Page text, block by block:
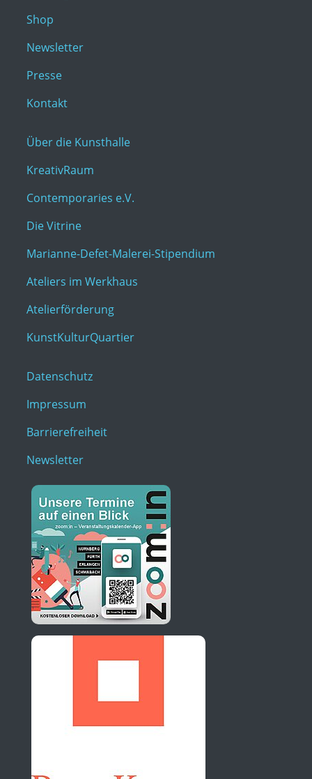
Shop
Newsletter
Presse
Kontakt
Über die Kunsthalle
KreativRaum
Contemporaries e.V.
Die Vitrine
Marianne-Defet-Malerei-Stipendium
Ateliers im Werkhaus
Atelierförderung
KunstKulturQuartier
Datenschutz
Impressum
Barrierefreiheit
Newsletter